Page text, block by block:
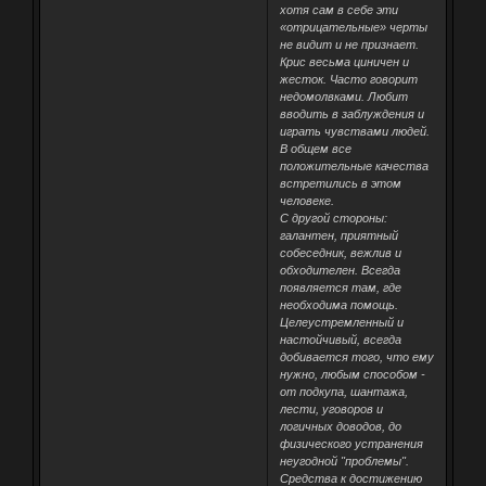
хотя сам в себе эти
«отрицательные» черты
не видит и не признает.
Крис весьма циничен и
жесток. Часто говорит
недомолвками. Любит
вводить в заблуждения и
играть чувствами людей.
В общем все
положительные качества
встретились в этом
человеке.
С другой стороны:
галантен, приятный
собеседник, вежлив и
обходителен. Всегда
появляется там, где
необходима помощь.
Целеустремленный и
настойчивый, всегда
добивается того, что ему
нужно, любым способом -
от подкупа, шантажа,
лести, уговоров и
логичных доводов, до
физического устранения
неугодной "проблемы".
Средства к достижению